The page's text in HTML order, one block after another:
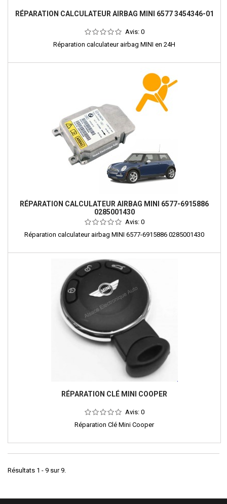
RÉPARATION CALCULATEUR AIRBAG MINI 6577 3454346-01
Avis: 0
Réparation calculateur airbag MINI en 24H
RÉPARATION CALCULATEUR AIRBAG MINI 6577-6915886
0285001430
Avis: 0
Réparation calculateur airbag MINI 6577-6915886 0285001430
RÉPARATION CLÉ MINI COOPER
Avis: 0
Réparation Clé Mini Cooper
Résultats 1 - 9 sur 9.